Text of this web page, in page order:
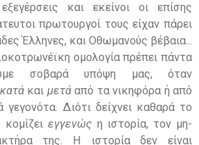
και εκείνοι οι επίσης
πρωτουργοί τους είχαν πάρει
Έλληνες, και Οθωμανούς βέβαια...
ομολογία πρέπει πάντα
σοβαρά υπόψη μας, όταν
και μετάαπό τα νικηφόρα ή από
γεγονότα. Διότι δείχνει καθαρά το
εγγενώς η ιστορία, τον μη-
της. Η ιστορία δεν είναι